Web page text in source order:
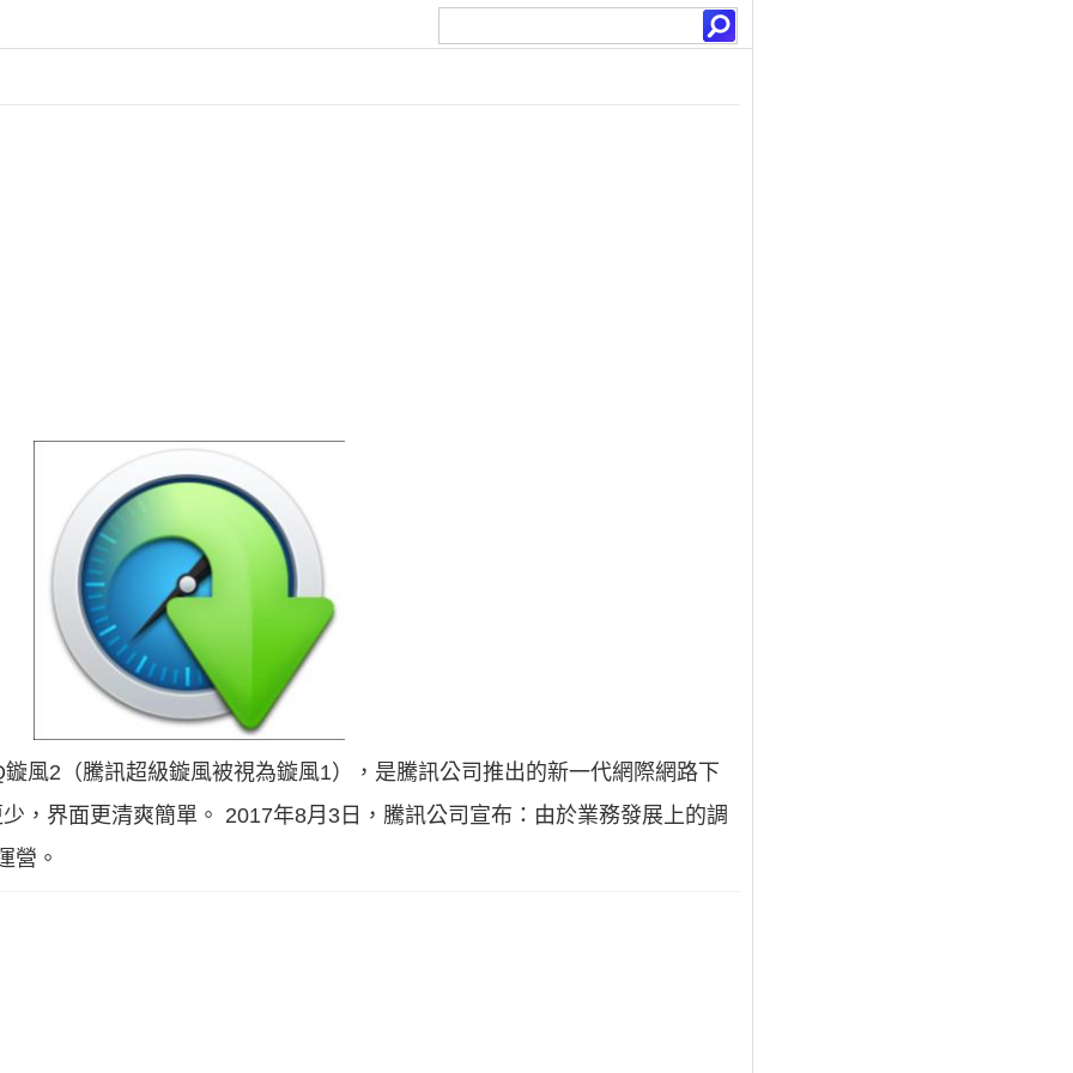
風2（騰訊超級鏇風被視為鏇風1），是騰訊公司推出的新一代網際網路下
，界面更清爽簡單。 2017年8月3日，騰訊公司宣布：由於業務發展上的調
營。